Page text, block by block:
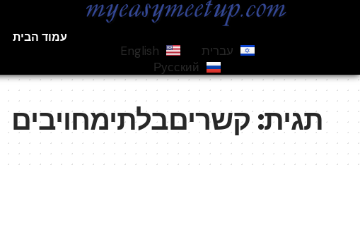
עברית
English
Русский
עמוד הבית
תגית:קשריםבלתימחויבים